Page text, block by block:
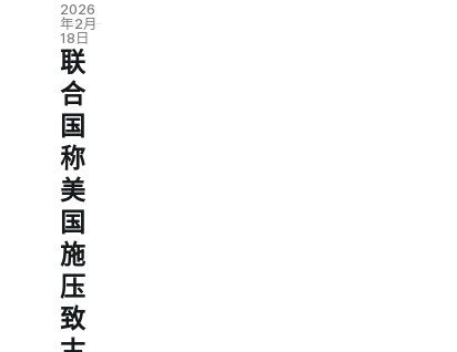
2026
年2月
18日
联
合
国
称
美
国
施
压
致